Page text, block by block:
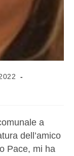
a
dell’amico
Pace, mi ha